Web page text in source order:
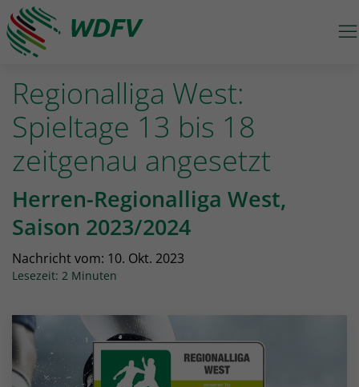
Logo: wdfv führt zur Starseite
Regionalliga West:
Spieltage 13 bis 18
zeitgenau angesetzt
Herren-Regionalliga West,
Saison 2023/2024
Nachricht vom: 10. Okt. 2023
Lesezeit: 2 Minuten